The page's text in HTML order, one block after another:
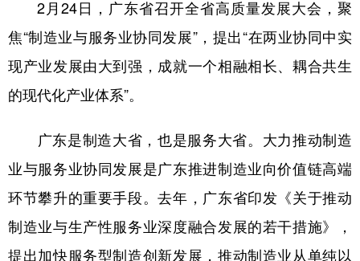
辽宁 吉林 上海 江苏
广东 广西 海南 重庆
2月24日，广东省召开全省高质量发展大会，聚
焦“制造业与服务业协同发展”，提出“在两业协同中实
现产业发展由大到强，成就一个相融相长、耦合共生
的现代化产业体系”。
广东是制造大省，也是服务大省。大力推动制造
业与服务业协同发展是广东推进制造业向价值链高端
环节攀升的重要手段。去年，广东省印发《关于推动
制造业与生产性服务业深度融合发展的若干措施》，
提出加快服务型制造创新发展，推动制造业从单纯以